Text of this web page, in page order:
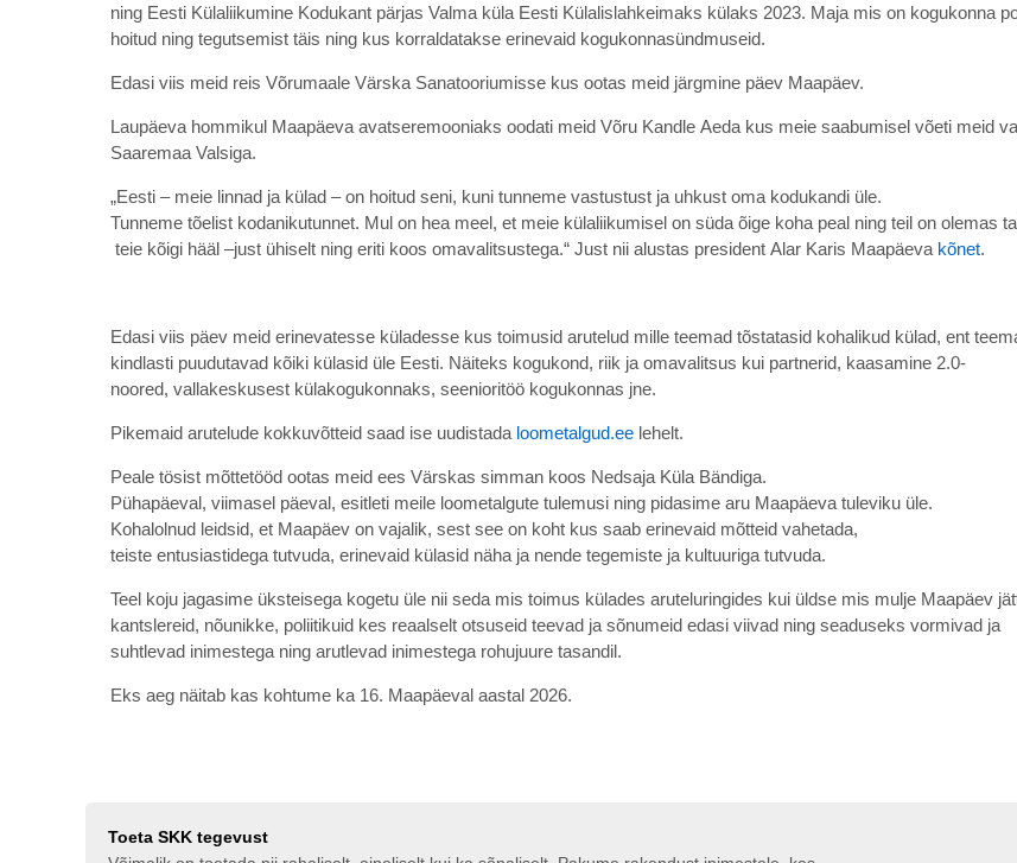
ning Eesti Külaliikumine Kodukant pärjas Valma küla Eesti Külalislahkeimaks külaks 2023. Maja mis on kogukonna
hoitud ning tegutsemist täis ning kus korraldatakse erinevaid kogukonnasündmuseid.
Edasi viis meid reis Võrumaale Värska Sanatooriumisse kus ootas meid järgmine päev Maapäev.
Laupäeva hommikul Maapäeva avatseremooniaks oodati meid Võru Kandle Aeda kus meie saabumisel võeti meid
Saaremaa Valsiga.
„Eesti – meie linnad ja külad – on hoitud seni, kuni tunneme vastustust ja uhkust oma kodukandi üle.
Tunneme tõelist kodanikutunnet. Mul on hea meel, et meie külaliikumisel on süda õige koha peal ning teil on
teie kõigi hääl –just ühiselt ning eriti koos omavalitsustega.“ Just nii alustas president Alar Karis Maapäeva kõnet. ​
Edasi viis päev meid erinevatesse küladesse kus toimusid arutelud mille teemad tõstatasid kohalikud külad, ent
kindlasti puudutavad kõiki külasid üle Eesti. Näiteks kogukond, riik ja omavalitsus kui partnerid, kaasamine 2.0-
noored, vallakeskusest külakogukonnaks, seenioritöö kogukonnas jne.​
Pikemaid arutelude kokkuvõtteid saad ise uudistada loometalgud.ee lehelt.
Peale tösist mõttetööd ootas meid ees Värskas simman koos Nedsaja Küla Bändiga.
Pühapäeval, viimasel päeval, esitleti meile loometalgute tulemusi ning pidasime aru Maapäeva tuleviku üle.
Kohalolnud leidsid, et Maapäev on vajalik, sest see on koht kus saab erinevaid mõtteid vahetada,
teiste entusiastidega tutvuda, erinevaid külasid näha ja nende tegemiste ja kultuuriga tutvuda. ​
Teel koju jagasime üksteisega kogetu üle nii seda mis toimus külades aruteluringides kui üldse mis mulje Maapäev
kantslereid, nõunikke, poliitikuid kes reaalselt otsuseid teevad ja sõnumeid edasi viivad ning seaduseks vormivad ja
suhtlevad inimestega ning arutlevad inimestega rohujuure tasandil. ​
Eks aeg näitab kas kohtume ka 16. Maapäeval aastal 2026.​
Toeta SKK tegevust